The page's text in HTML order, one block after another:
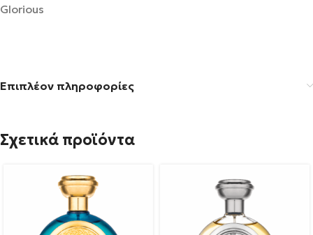
Glorious
Επιπλέον πληροφορίες
Σχετικά προϊόντα